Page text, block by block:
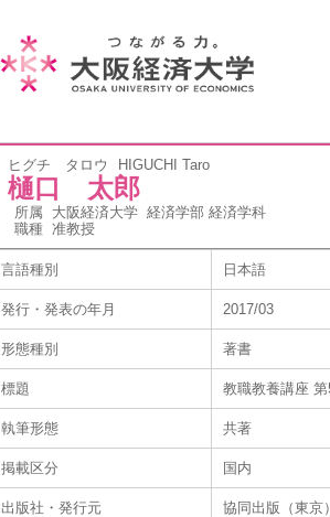
ヒグチ タロウ HIGUCHI Taro
樋口 太郎
所属 大阪経済大学 経済学部 経済学科
職種 准教授
言語種別 日本語
発行・発表の年月 2017/03
形態種別 著書
標題 教職教養講座
執筆形態 共著
掲載区分 国内
出版社・発行元 協同出版（東京）